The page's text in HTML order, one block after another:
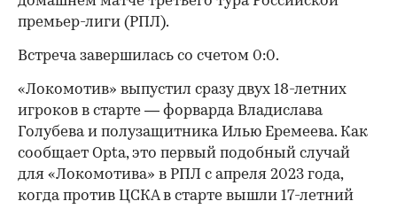
премьер-лиги (РПЛ).
Встреча завершилась со счетом 0:0.
«Локомотив» выпустил сразу двух 18-летних
игроков в старте — форварда Владислава
Голубева и полузащитника Илью Еремеева. Как
сообщает Opta, это первый подобный случай
для «Локомотива» в РПЛ с апреля 2023 года,
когда против ЦСКА в старте вышли 17-летний